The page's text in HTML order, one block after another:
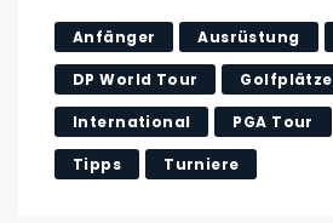
Anfänger Ausrüstung
DP World Tour Golfplätze
International PGA Tour
Tipps Turniere